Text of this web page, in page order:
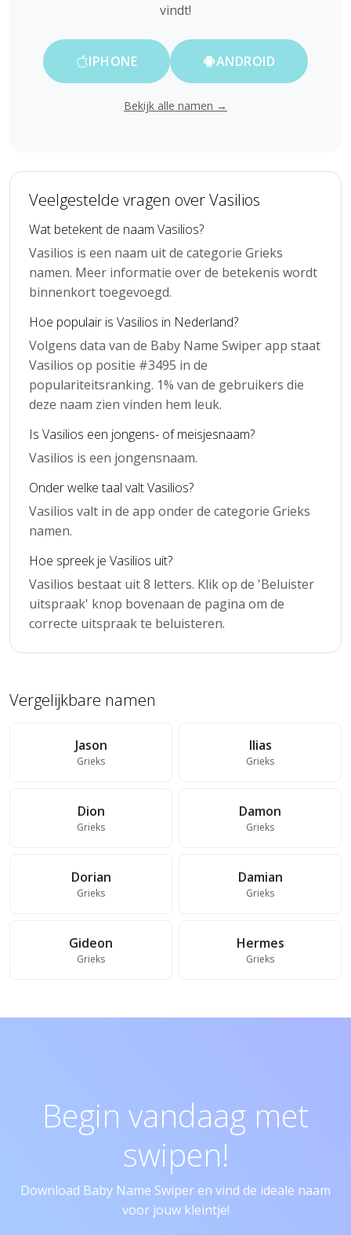
vindt!
IPHONE ANDROID
Bekijk alle namen →
Veelgestelde vragen over Vasilios
Wat betekent de naam Vasilios?
Vasilios is een naam uit de categorie Grieks
namen. Meer informatie over de betekenis wordt
binnenkort toegevoegd.
Hoe populair is Vasilios in Nederland?
Volgens data van de Baby Name Swiper app staat
Vasilios op positie #3495 in de
populariteitsranking. 1% van de gebruikers die
deze naam zien vinden hem leuk.
Is Vasilios een jongens- of meisjesnaam?
Vasilios is een jongensnaam.
Onder welke taal valt Vasilios?
Vasilios valt in de app onder de categorie Grieks
namen.
Hoe spreek je Vasilios uit?
Vasilios bestaat uit 8 letters. Klik op de 'Beluister
uitspraak' knop bovenaan de pagina om de
correcte uitspraak te beluisteren.
Vergelijkbare namen
Jason
Grieks
Ilias
Grieks
Dion
Grieks
Damon
Grieks
Dorian
Grieks
Damian
Grieks
Gideon
Grieks
Hermes
Grieks
Begin vandaag met
swipen!
Download Baby Name Swiper en vind de ideale naam
voor jouw kleintje!